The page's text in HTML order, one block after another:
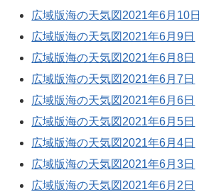
広域版海の天気図2021年6月10日
広域版海の天気図2021年6月9日
広域版海の天気図2021年6月8日
広域版海の天気図2021年6月7日
広域版海の天気図2021年6月6日
広域版海の天気図2021年6月5日
広域版海の天気図2021年6月4日
広域版海の天気図2021年6月3日
広域版海の天気図2021年6月2日